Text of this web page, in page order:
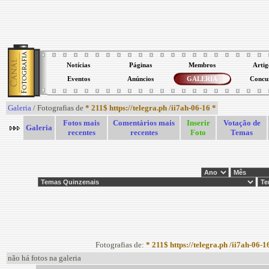
Notícias Páginas Membros
Eventos Anúncios GALERIA
Galeria / Fotografias de * 211$ https://telegra.ph /ii7ah-06-16 *
Galeria
Fotos mais
recentes
Comentários mais
recentes
Inserir
Foto
Votação de
Temas
Fotografias de: * 211$ https://telegra.ph /ii7ah-06-
não há fotos na galeria